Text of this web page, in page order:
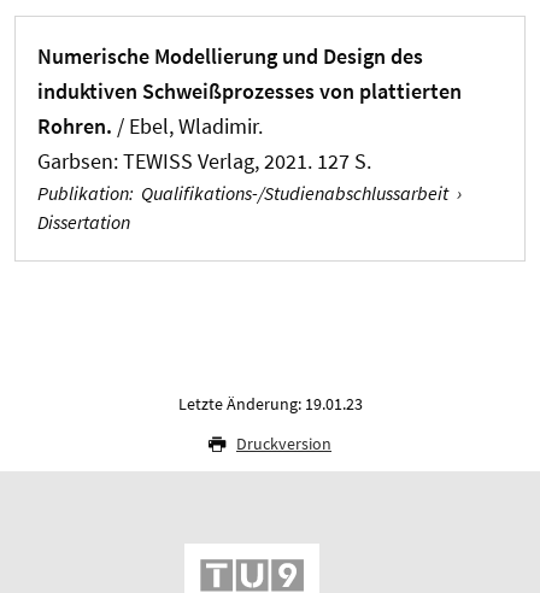
Numerische Modellierung und Design des
induktiven Schweißprozesses von plattierten
Rohren. / Ebel, Wladimir.
Garbsen: TEWISS Verlag, 2021. 127 S.
Publikation: Qualifikations-/Studienabschlussarbeit ›
Dissertation
Letzte Änderung: 19.01.23
Druckversion